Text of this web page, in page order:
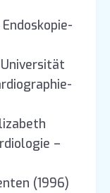
–
(1996)